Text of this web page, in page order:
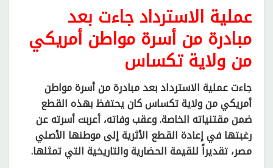
عملية الاسترداد جاءت بعد
مبادرة من أسرة مواطن أمريكي
من ولاية تكساس
جاءت عملية الاسترداد بعد مبادرة من أسرة مواطن
أمريكي من ولاية تكساس كان يحتفظ بهذه القطع
ضمن مقتنياته الخاصة. وعقب وفاته، أعربت أسرته عن
رغبتها في إعادة القطع الأثرية إلى موطنها الأصلي
مصر، تقديراً للقيمة الحضارية والتاريخية التي تمثلها.